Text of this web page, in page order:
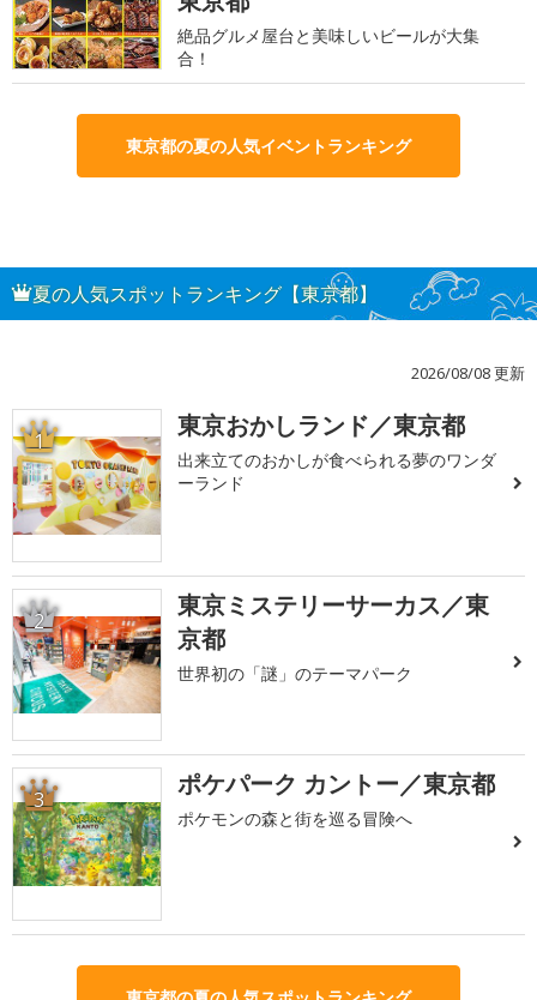
絶品グルメ屋台と美味しいビールが大集
合！
東京都の夏の人気イベントランキング
夏の人気スポットランキング【東京都】
2026/08/08 更新
1 東京おかしランド／東京都
出来立てのおかしが食べられる夢のワンダ
ーランド
2
東京ミステリーサーカス／東
京都
世界初の「謎」のテーマパーク
3 ポケパーク カントー／東京都
ポケモンの森と街を巡る冒険へ